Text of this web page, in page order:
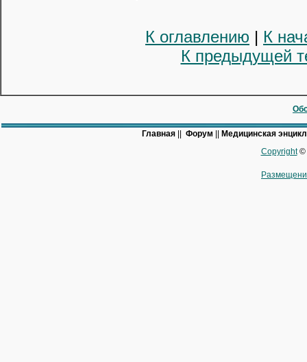
К оглавлению | К
К предыдущей
Главная Форум
Медицинская
Copyright©